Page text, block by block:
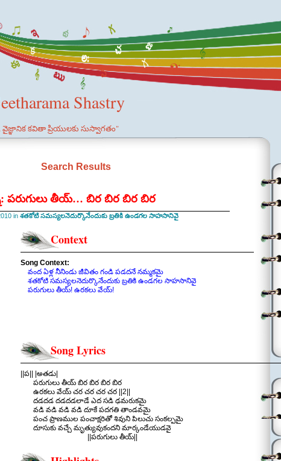
Shastry
కవితా ప్రియులకు సుస్వాగతం"
Search Results
తీయ్… బిర బిర బిర బిర
in శతకోటి సమస్యలనెదుర్కొనేందుకు బ్రతికి ఉండగల సాహసానివై
Context
Song Context:
వంద ఏళ్ల నీనిండు జీవితం గండి పడదనే నమ్మకమై
శతకోటి సమస్యలనెదుర్కొనేందుకు బ్రతికి ఉండగల సాహసానివై
పరుగులు తీయ్! ఉరకలు వేయ్!
Song Lyrics
||ప|| |అతడు|
పరుగులు తీయ్ బిర బిర బిర బిర
ఉరకలు వేయ్ చర చర చర చర ||2||
దడదడ దడదడలాడే ఎద సడి ఢమరుకమై
వడి వడి వడి వడి దూకే పదగతి తాండవమై
పంచ ప్రాణముల పంచాక్షరితో శివుని పిలుచు సంకల్పమై
దూసుకు వచ్చే మృత్యువుకందని మార్కండేయుడవై
||పరుగులు తీయ్||
చరణం: అతడు: